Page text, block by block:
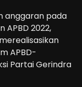
anggaran pada
APBD 2022,
APBD-
Partai Gerindra